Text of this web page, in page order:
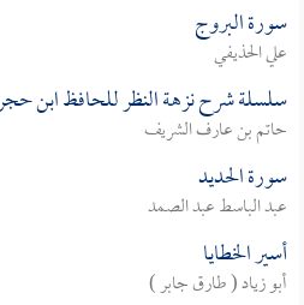
سورة البروج
علي الحذيفي
سلسلة شرح نزهة النظر للحافظ ابن حجر
حاتم بن عارف الشريف
سورة الحديد
عبد الباسط عبد الصمد
أسير الخطايا
أبو زياد ( طارق جابر )